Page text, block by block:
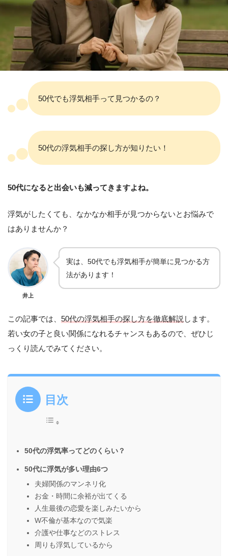
50代でも浮気相手って見つかるの？
50代の浮気相手の探し方が知りたい！
50代になると出会いも減ってきますよね。
浮気がしたくても、なかなか相手が見つからないとお悩みで
はありませんか？
井上
実は、50代でも浮気相手が簡単に見つかる方
法があります！
この記事では、 50代の浮気相手の探し方を徹底解説 します。
若い女の子と良い関係になれるチャンスもあるので、ぜひじ
っくり読んでみてください。
目次
50代の浮気率ってどのくらい？
50代に浮気が多い理由6つ
夫婦関係のマンネリ化
お金・時間に余裕が出てくる
人生最後の恋愛を楽しみたいから
W不倫が基本なので気楽
介護や仕事などのストレス
周りも浮気しているから